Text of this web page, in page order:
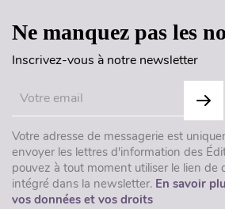
Ne manquez pas les
Inscrivez-vous à notre newsletter
Votre adresse de messagerie est
envoyer les lettres d'information des
pouvez à tout moment utiliser le lien de
intégré dans la newsletter. En savoir
vos données et vos droits